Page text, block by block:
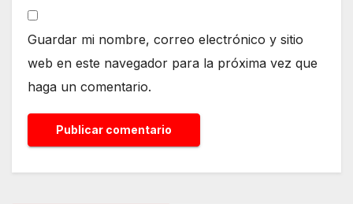
Guardar mi nombre, correo electrónico y sitio
web en este navegador para la próxima vez que
haga un comentario.